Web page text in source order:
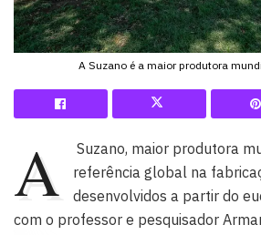
A Suzano é a maior produtora
A
Suzano, maior produtora
referência global na
desenvolvidos a partir do
com o professor e pesquisador